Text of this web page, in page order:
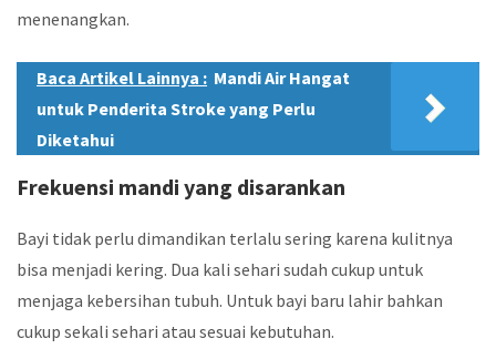
menenangkan.
Baca Artikel Lainnya : Mandi Air Hangat
untuk Penderita Stroke yang Perlu
Diketahui
Frekuensi mandi yang disarankan
Bayi tidak perlu dimandikan terlalu sering karena kulitnya
bisa menjadi kering. Dua kali sehari sudah cukup untuk
menjaga kebersihan tubuh. Untuk bayi baru lahir bahkan
cukup sekali sehari atau sesuai kebutuhan.